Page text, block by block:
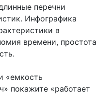
перечни
Инфографика
в
времени, простота
«емкость
покажите «работает